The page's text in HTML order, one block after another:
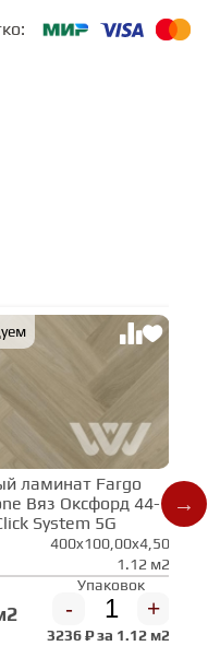
ламинат Fargo
Вяз Оксфорд 44-
System 5G
400x100,00x4,50
1.12 м2
Упаковок
- +
3236₽ за 1.12 м2